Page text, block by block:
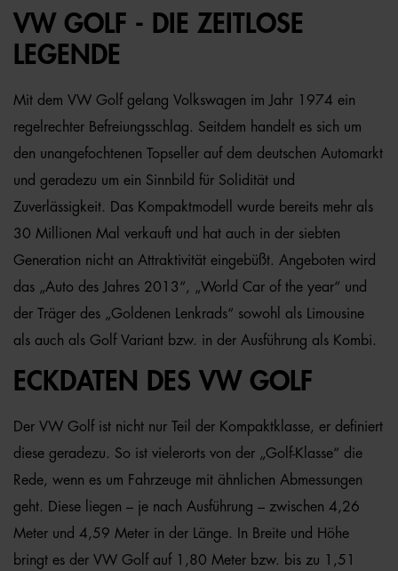
VW GOLF - DIE ZEITLOSE
LEGENDE
Mit dem VW Golf gelang Volkswagen im Jahr 1974 ein
regelrechter Befreiungsschlag. Seitdem handelt es sich um
den unangefochtenen Topseller auf dem deutschen Automarkt
und geradezu um ein Sinnbild für Solidität und
Zuverlässigkeit. Das Kompaktmodell wurde bereits mehr als
30 Millionen Mal verkauft und hat auch in der siebten
Generation nicht an Attraktivität eingebüßt. Angeboten wird
das „Auto des Jahres 2013“, „World Car of the year“ und
der Träger des „Goldenen Lenkrads“ sowohl als Limousine
als auch als Golf Variant bzw. in der Ausführung als Kombi.
ECKDATEN DES VW GOLF
Der VW Golf ist nicht nur Teil der Kompaktklasse, er definiert
diese geradezu. So ist vielerorts von der „Golf-Klasse“ die
Rede, wenn es um Fahrzeuge mit ähnlichen Abmessungen
geht. Diese liegen – je nach Ausführung – zwischen 4,26
Meter und 4,59 Meter in der Länge. In Breite und Höhe
bringt es der VW Golf auf 1,80 Meter bzw. bis zu 1,51